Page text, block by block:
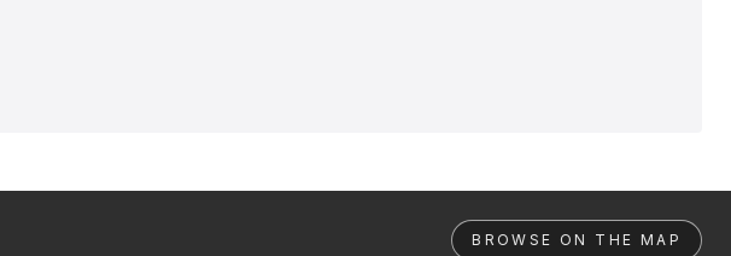
BROWSE ON THE MAP